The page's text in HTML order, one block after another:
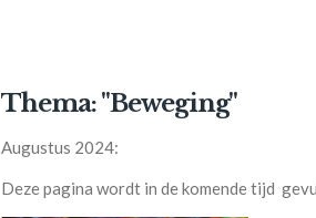
Thema: "Beweging"
Augustus 2024:
Deze pagina wordt in de komende tijd